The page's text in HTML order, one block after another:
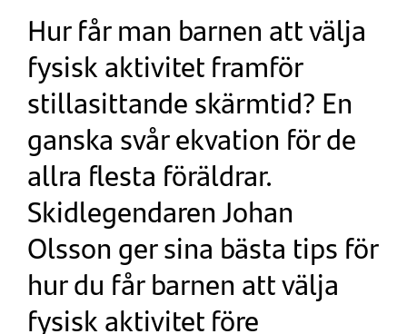
Hur får man barnen att välja
fysisk aktivitet framför
stillasittande skärmtid? En
ganska svår ekvation för de
allra flesta föräldrar.
Skidlegendaren Johan
Olsson ger sina bästa tips för
hur du får barnen att välja
fysisk aktivitet före